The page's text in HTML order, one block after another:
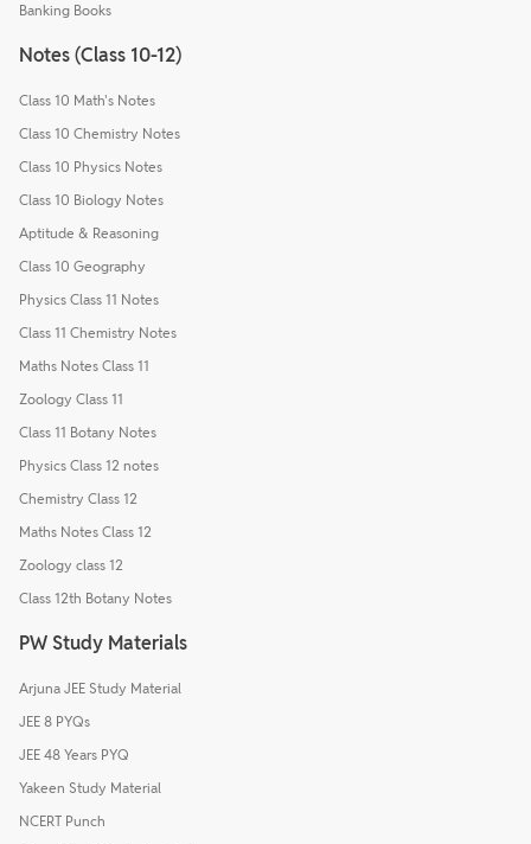
Banking Books
Notes (Class 10-12)
Class 10 Math's Notes
Class 10 Chemistry Notes
Class 10 Physics Notes
Class 10 Biology Notes
Aptitude & Reasoning
Class 10 Geography
Physics Class 11 Notes
Class 11 Chemistry Notes
Maths Notes Class 11
Zoology Class 11
Class 11 Botany Notes
Physics Class 12 notes
Chemistry Class 12
Maths Notes Class 12
Zoology class 12
Class 12th Botany Notes
PW Study Materials
Arjuna JEE Study Material
JEE 8 PYQs
JEE 48 Years PYQ
Yakeen Study Material
NCERT Punch